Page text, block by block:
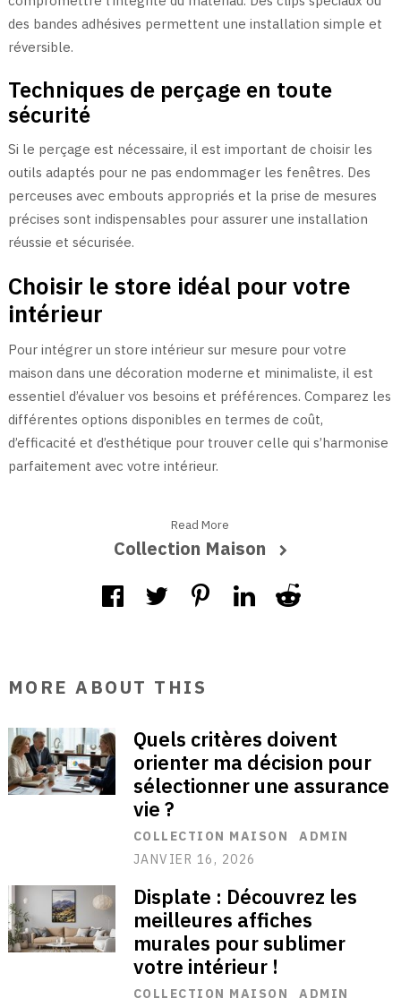
des bandes adhésives permettent une installation simple et
réversible.
Techniques de perçage en toute
sécurité
Si le perçage est nécessaire, il est important de choisir les
outils adaptés pour ne pas endommager les fenêtres. Des
perceuses avec embouts appropriés et la prise de mesures
précises sont indispensables pour assurer une installation
réussie et sécurisée.
Choisir le store idéal pour votre
intérieur
Pour intégrer un store intérieur sur mesure pour votre
maison dans une décoration moderne et minimaliste, il est
essentiel d’évaluer vos besoins et préférences. Comparez les
différentes options disponibles en termes de coût,
d’efficacité et d’esthétique pour trouver celle qui s’harmonise
parfaitement avec votre intérieur.
Read More
Collection Maison
MORE ABOUT THIS
Quels critères doivent
orienter ma décision pour
sélectionner une assurance
vie ?
COLLECTION MAISON
ADMIN
JANVIER 16, 2026
Displate : Découvrez les
meilleures affiches
murales pour sublimer
votre intérieur !
COLLECTION MAISON
ADMIN